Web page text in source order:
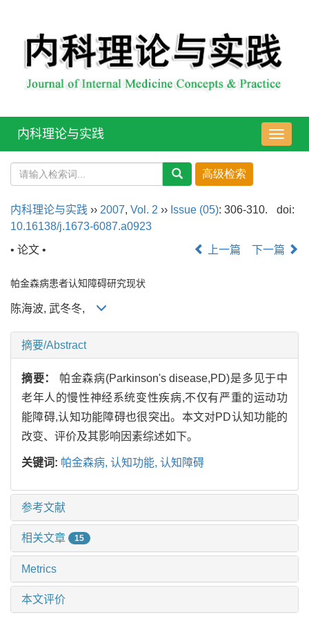
导
航
内科理论与实践
内科理论与实践 ›› 2007, Vol. 2 ›› Issue (05): 306-310.
doi:
10.16138/j.1673-6087.a0923
• 论文 •
上一篇 下一篇
帕金森病患者认知障碍研究现状
陈海波, 武冬冬,
摘要/Abstract
摘要： 帕金森病(Parkinson's disease,PD)是多见于中
老年人的慢性神经系统变性疾病,不仅有严重的运动功
能障碍,认知功能障碍也很突出。本文对PD认知功能的
改变、评价及其影响因素综述如下。
关键词: 帕金森病, 认知功能, 认知障碍
参考文献
相关文章 15
Metrics
本文评价